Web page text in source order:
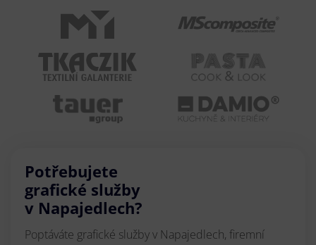
Potřebujete
grafické služby
v Napajedlech?
Poptáváte grafické služby v Napajedlech, firemní